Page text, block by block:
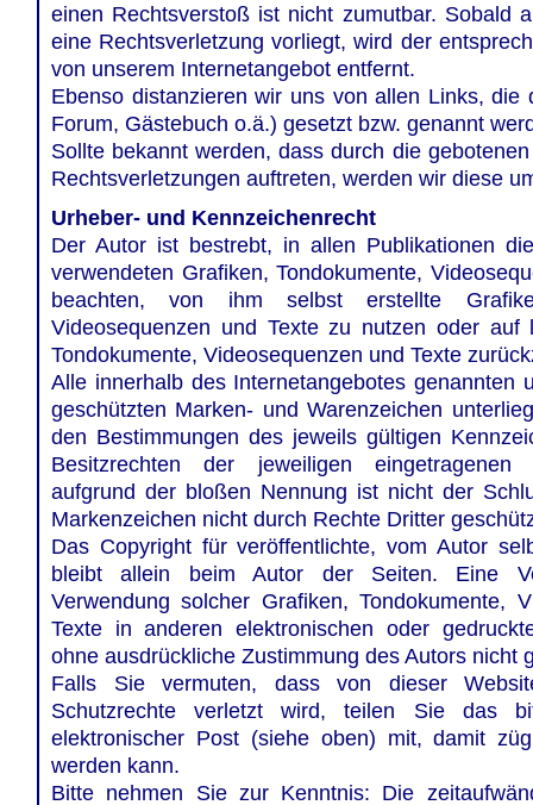
einen Rechtsverstoß ist nicht zumutbar. Sobald
eine Rechtsverletzung vorliegt, wird der
von unserem Internetangebot entfernt.
Ebenso distanzieren wir uns von allen Links, die
Forum, Gästebuch o.ä.) gesetzt bzw. genannt
Sollte bekannt werden, dass durch die
Rechtsverletzungen auftreten, werden wir diese
Urheber- und Kennzeichenrecht
Der Autor ist bestrebt, in allen Publikationen
verwendeten Grafiken, Tondokumente,
beachten, von ihm selbst erstellte
Videosequenzen und Texte zu nutzen oder auf
Tondokumente, Videosequenzen und Texte
Alle innerhalb des Internetangebotes genannten
geschützten Marken- und Warenzeichen
den Bestimmungen des jeweils gültigen
Besitzrechten der jeweiligen eingetragenen
aufgrund der bloßen Nennung ist nicht der
Markenzeichen nicht durch Rechte Dritter
Das Copyright für veröffentlichte, vom Autor
bleibt allein beim Autor der Seiten. Eine
Verwendung solcher Grafiken, Tondokumente,
Texte in anderen elektronischen oder
ohne ausdrückliche Zustimmung des Autors nicht
Falls Sie vermuten, dass von dieser
Schutzrechte verletzt wird, teilen Sie das
elektronischer Post (siehe oben) mit, damit
werden kann.
Bitte nehmen Sie zur Kenntnis: Die